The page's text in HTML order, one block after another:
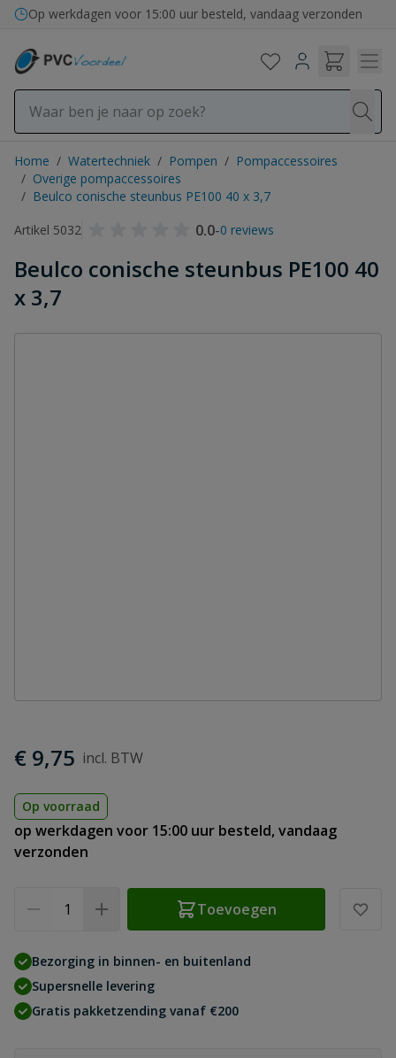
Ga naar de inhoud
Op werkdagen voor 15:00 uur besteld, vandaag verzonden
Home / Watertechniek / Pompen / Pompaccessoires
/ Overige pompaccessoires
/ Beulco conische steunbus PE100 40 x 3,7
Artikel 5032
0.0-0 reviews
Beulco conische steunbus PE100 40
x 3,7
€ 9,75
Op voorraad
op werkdagen voor 15:00 uur besteld, vandaag
verzonden
Toevoegen
Bezorging in binnen- en buitenland
Supersnelle levering
Gratis pakketzending vanaf €200